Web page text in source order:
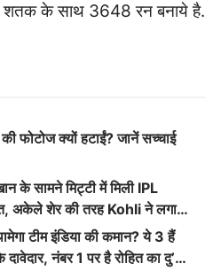
शतक के साथ 3648 रन बनाये है.
की फोटोज क्यों हटाईं? जानें सच्चाई
के सामने मिट्टी में मिली IPL
अकेले शेर की तरह Kohli ने लगाई
टीम इंडिया की कमान? ये 3 हैं
नंबर 1 पर है रोहित का दु’